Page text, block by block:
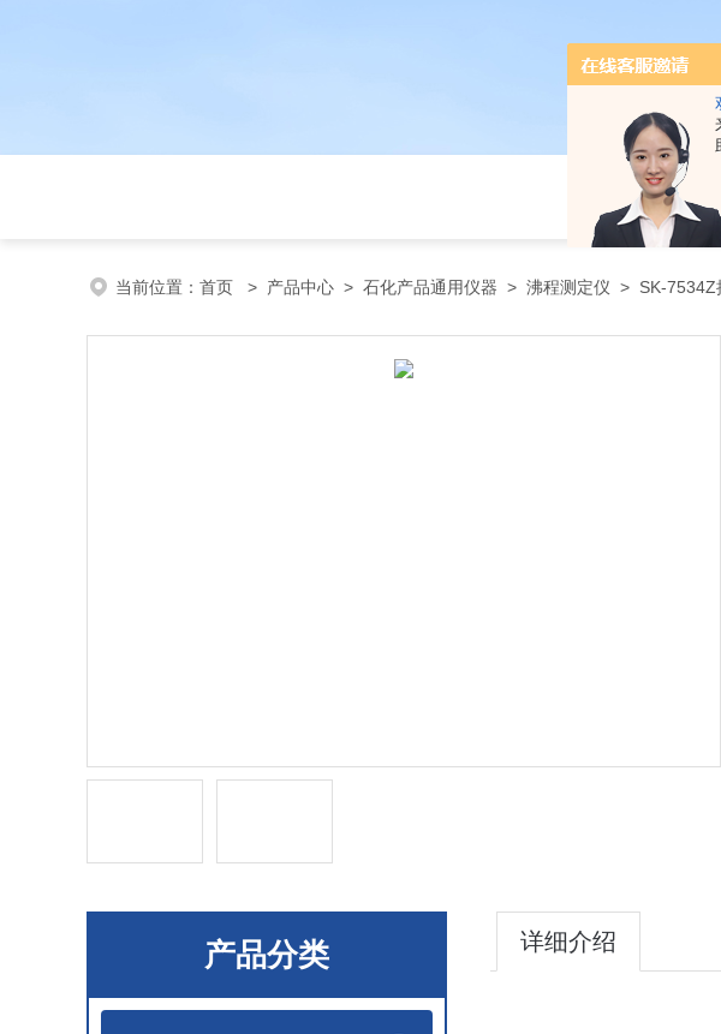
当前位置： 首页 > 产品中心 > 石化产品通用仪器 > 沸程测定仪 > SK-7534Z
产品分类 详细介绍